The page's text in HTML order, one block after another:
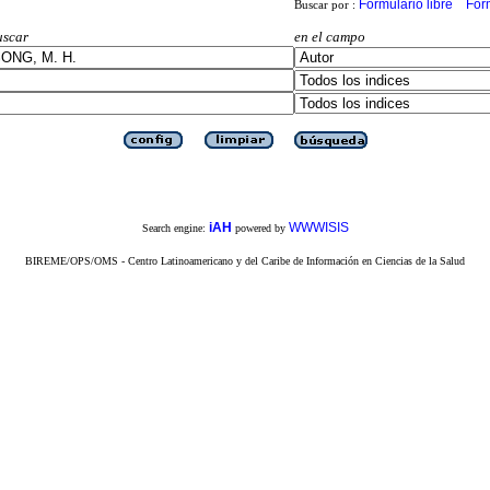
Buscar por : Formulario libre
en el campo
Search engine: iAH powered by WWWISIS
BIREME/OPS/OMS - Centro Latinoamericano y del Caribe de Información en Ciencias de la Salud